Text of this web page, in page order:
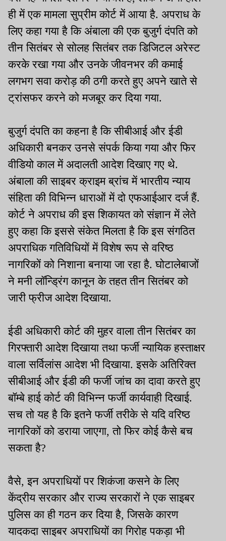
ही में एक मामला सुप्रीम कोर्ट में आया है. अपराध के
लिए कहा गया है कि अंबाला की एक बुजुर्ग दंपति को
तीन सितंबर से सोलह सितंबर तक डिजिटल अरेस्ट
करके रखा गया और उनके जीवनभर की कमाई
लगभग सवा करोड़ की ठगी करते हुए अपने खाते से
ट्रांसफर करने को मजबूर कर दिया गया.
बुजुर्ग दंपति का कहना है कि सीबीआई और ईडी
अधिकारी बनकर उनसे संपर्क किया गया और फिर
वीडियो काल में अदालती आदेश दिखाए गए थे.
अंबाला की साइबर क्राइम ब्रांच में भारतीय न्याय
संहिता की विभिन्न धाराओं में दो एफआईआर दर्ज हैं.
कोर्ट ने अपराध की इस शिकायत को संज्ञान में लेते
हुए कहा कि इससे संकेत मिलता है कि इस संगठित
अपराधिक गतिविधियों में विशेष रूप से वरिष्ठ
नागरिकों को निशाना बनाया जा रहा है. घोटालेबाजों
ने मनी लॉन्ड्रिंग कानून के तहत तीन सितंबर को
जारी फ्रीज आदेश दिखाया.
ईडी अधिकारी कोर्ट की मुहर वाला तीन सितंबर का
गिरफ्तारी आदेश दिखाया तथा फर्जी न्यायिक हस्ताक्षर
वाला सर्विलांस आदेश भी दिखाया. इसके अतिरिक्त
सीबीआई और ईडी की फर्जी जांच का दावा करते हुए
बॉम्बे हाई कोर्ट की विभिन्न फर्जी कार्यवाही दिखाई.
सच तो यह है कि इतने फर्जी तरीके से यदि वरिष्ठ
नागरिकों को डराया जाएगा, तो फिर कोई कैसे बच
सकता है?
वैसे, इन अपराधियों पर शिकंजा कसने के लिए
केंद्रीय सरकार और राज्य सरकारों ने एक साइबर
पुलिस का ही गठन कर दिया है, जिसके कारण
यादकदा साइबर अपराधियों का गिरोह पकड़ा भी